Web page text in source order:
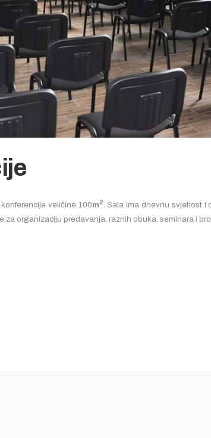
veličine 100m2. Sala ima dnevnu svjetlost i
za organizaciju predavanja, raznih obuka, seminara i